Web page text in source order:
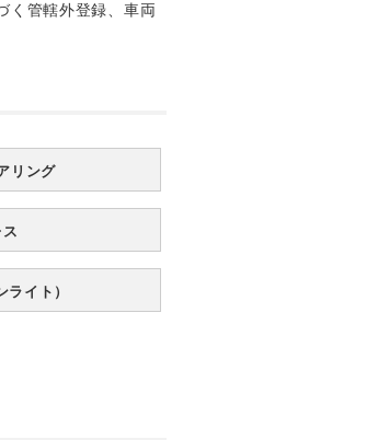
く管轄外登録、車両
リング
ライト）